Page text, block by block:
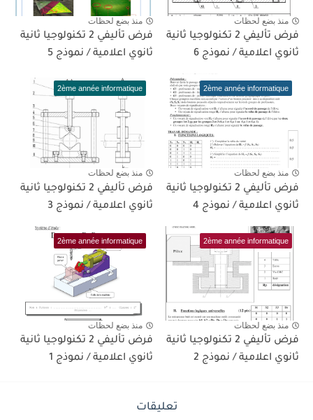
منذ بضع لحظات
فرض تأليفي 2 تكنولوجيا ثانية
ثانوي اعلامية / نموذج 6
منذ بضع لحظات
فرض تأليفي 2 تكنولوجيا ثانية
ثانوي اعلامية / نموذج 5
2ème année informatique
منذ بضع لحظات
فرض تأليفي 2 تكنولوجيا ثانية
ثانوي اعلامية / نموذج 4
2ème année informatique
منذ بضع لحظات
فرض تأليفي 2 تكنولوجيا ثانية
ثانوي اعلامية / نموذج 3
2ème année informatique
منذ بضع لحظات
فرض تأليفي 2 تكنولوجيا ثانية
ثانوي اعلامية / نموذج 2
2ème année informatique
منذ بضع لحظات
فرض تأليفي 2 تكنولوجيا ثانية
ثانوي اعلامية / نموذج 1
تعليقات